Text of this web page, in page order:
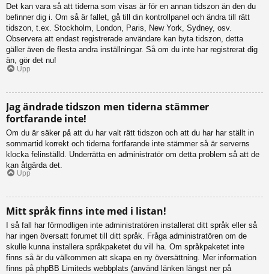
Det kan vara så att tiderna som visas är för en annan tidszon än den du
befinner dig i. Om så är fallet, gå till din kontrollpanel och ändra till rätt
tidszon, t.ex. Stockholm, London, Paris, New York, Sydney, osv.
Observera att endast registrerade användare kan byta tidszon, detta
gäller även de flesta andra inställningar. Så om du inte har registrerat dig
än, gör det nu!
Upp
Jag ändrade tidszon men tiderna stämmer
fortfarande inte!
Om du är säker på att du har valt rätt tidszon och att du har har ställt in
sommartid korrekt och tiderna fortfarande inte stämmer så är serverns
klocka felinställd. Underrätta en administratör om detta problem så att de
kan åtgärda det.
Upp
Mitt språk finns inte med i listan!
I så fall har förmodligen inte administratören installerat ditt språk eller så
har ingen översatt forumet till ditt språk. Fråga administratören om de
skulle kunna installera språkpaketet du vill ha. Om språkpaketet inte
finns så är du välkommen att skapa en ny översättning. Mer information
finns på phpBB Limiteds webbplats (använd länken längst ner på